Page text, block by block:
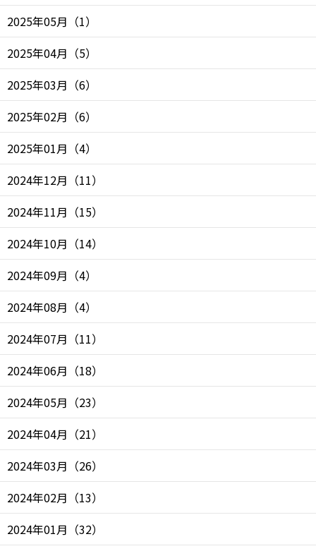
2025年05月 （1）
2025年04月 （5）
2025年03月 （6）
2025年02月 （6）
2025年01月 （4）
2024年12月 （11）
2024年11月 （15）
2024年10月 （14）
2024年09月 （4）
2024年08月 （4）
2024年07月 （11）
2024年06月 （18）
2024年05月 （23）
2024年04月 （21）
2024年03月 （26）
2024年02月 （13）
2024年01月 （32）